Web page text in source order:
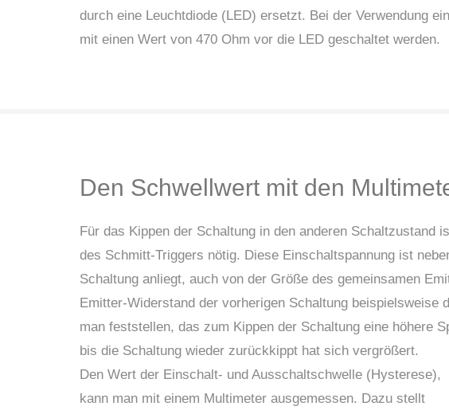
durch eine Leuchtdiode (LED) ersetzt. Bei der Verwendung
mit einen Wert von 470 Ohm vor die LED geschaltet werden.
Den Schwellwert mit den
Für das Kippen der Schaltung in den anderen Schaltzustand
des Schmitt-Triggers nötig. Diese Einschaltspannung ist
Schaltung anliegt, auch von der Größe des gemeinsamen
Emitter-Widerstand der vorherigen Schaltung
man feststellen, das zum Kippen der Schaltung eine höhere
bis die Schaltung wieder zurückkippt hat sich vergrößert.
Den Wert der Einschalt- und Ausschaltschwelle (Hysterese),
kann man mit einem Multimeter ausgemessen. Dazu stellt